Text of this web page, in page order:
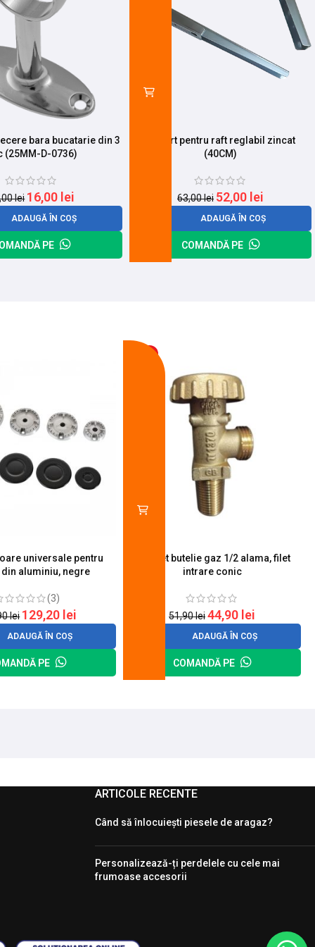
bara bucatarie din 3
(25MM-D-0736)
lei 16,00 lei
ADAUGĂ ÎN COȘ
PE
Suport pentru raft reglabil zincat
(40CM)
63,00lei 52,00 lei
ADAUGĂ ÎN COȘ
COMANDĂ PE
universale pentru
aluminiu, negre
(3)
lei 129,20 lei
ADAUGĂ ÎN COȘ
PE
Robinet butelie gaz 1/2 alama, filet
intrare conic
51,90lei44,90 lei
ADAUGĂ ÎN COȘ
COMANDĂ PE
ARTICOLE RECENTE
Când să înlocuiești piesele de aragaz?
Personalizează-ți perdelele cu cele mai
frumoase accesorii